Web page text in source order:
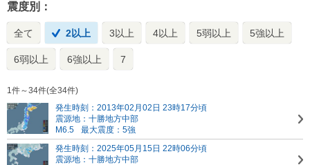
震度別：
全て 2以上 3以上 4以上 5弱以上 5強以上
6弱以上 6強以上 7
1件～34件(全34件)
発生時刻：2013年02月02日 23時17分頃
震源地：十勝地方中部
M6.5
最大震度：5強
発生時刻：2025年05月15日 22時06分頃
震源地：十勝地方中部